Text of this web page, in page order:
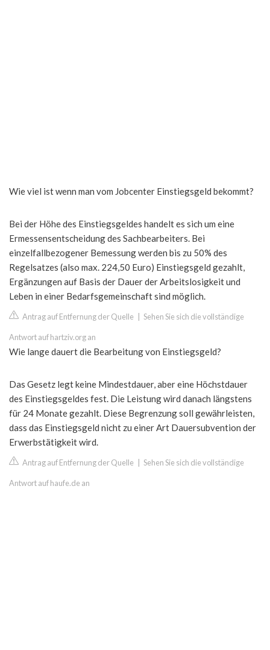
Wie viel ist wenn man vom Jobcenter Einstiegsgeld bekommt?
Bei der Höhe des Einstiegsgeldes handelt es sich um eine
Ermessensentscheidung des Sachbearbeiters. Bei
einzelfallbezogener Bemessung werden bis zu 50% des
Regelsatzes (also max. 224,50 Euro) Einstiegsgeld gezahlt,
Ergänzungen auf Basis der Dauer der Arbeitslosigkeit und
Leben in einer Bedarfsgemeinschaft sind möglich.
Antrag auf Entfernung der Quelle Sehen Sie sich die vollständige
Antwort auf hartziv.org an
Wie lange dauert die Bearbeitung von Einstiegsgeld?
Das Gesetz legt keine Mindestdauer, aber eine Höchstdauer
des Einstiegsgeldes fest. Die Leistung wird danach längstens
für 24 Monate gezahlt. Diese Begrenzung soll gewährleisten,
dass das Einstiegsgeld nicht zu einer Art Dauersubvention der
Erwerbstätigkeit wird.
Antrag auf Entfernung der Quelle Sehen Sie sich die vollständige
Antwort auf haufe.de an